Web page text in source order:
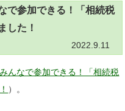
で参加できる！「相続税
した！
2022.9.11
んなで参加できる！「相続税
）。